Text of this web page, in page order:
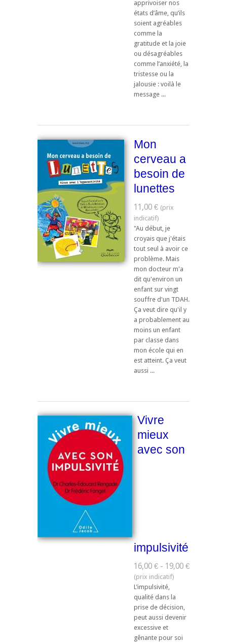
apprivoiser nos
états d’âme, qu’ils
soient agréables
comme la
gratitude et la joie
ou désagréables
comme l’anxiété, la
tristesse ou la
jalousie : voilà le
message ...
Mon
cerveau a
besoin de
lunettes
11,00 €
"Au début, je
croyais que j'étais
tout seul à avoir ce
problème. Mais
mon docteur m'a
dit qu'environ un
enfant sur vingt
souffre d'un TDAH.
Ça veut dire qu'il y
a probablement au
moins un enfant
par classe dans
mon école qui en
est atteint. Ça veut
aussi ...
Vivre
mieux
avec son
impulsivité
16,00 € - 19,00 €
L’impulsivité,
qualité dans la
prise de décision,
peut aussi devenir
excessive et
gênante pour soi